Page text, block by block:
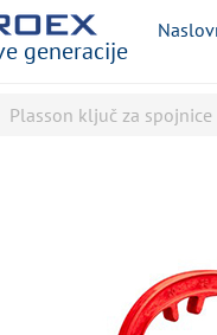
generacije
Plasson ključ za